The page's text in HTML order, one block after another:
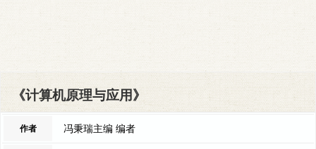
《计算机原理与应用》
作者 冯秉瑞主编 编者